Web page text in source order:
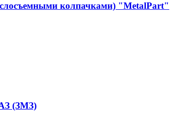
колпачками) "MetalPart"
(ЗМЗ)